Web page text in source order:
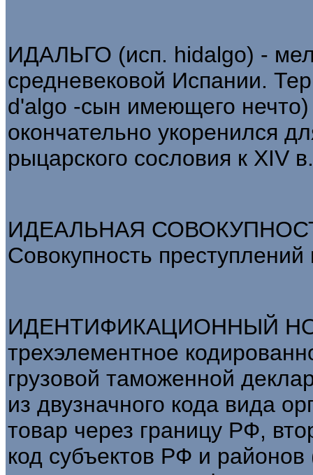
ИДАЛЬГО (исп. hidalgo) -
средневековой Испании.
d'algo -сын имеющего нечто)
окончательно укоренился
рыцарского сословия к XIV в.
ИДЕАЛЬНАЯ
Совокупность
ИДЕНТИФИКАЦИОННЫЙ
трехэлементное
грузовой таможенной
из двузначного кода вида
товар через границу РФ,
код субъектов РФ и